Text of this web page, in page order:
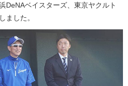
DeNAベイスターズ、東京ヤクルト
ました。